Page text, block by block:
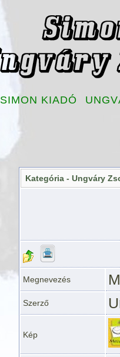
SIMON KIADÓ
Kategória - Ungváry
Megnevezés
Szerző
Kép